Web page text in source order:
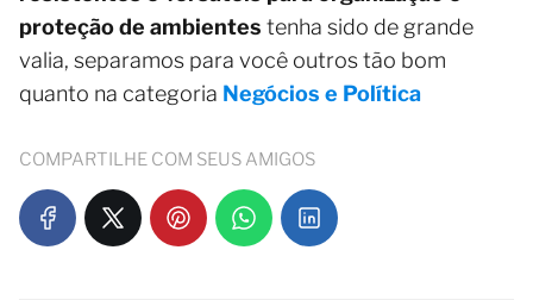
proteção de ambientes tenha sido de grande
valia, separamos para você outros tão bom
quanto na categoria Negócios e Política
COMPARTILHE COM SEUS AMIGOS